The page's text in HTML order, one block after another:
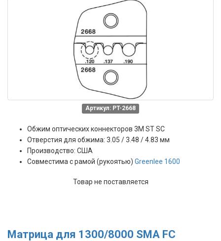
Артикул: PT-2668
Обжим оптических коннекторов 3M ST SC
Отверстия для обжима: 3.05 / 3.48 / 4.83 мм
Производство: США
Совместима с рамой (рукоятью) Greenlee 1600
Товар не поставляется
Матрица для 1300/8000 SMA FC